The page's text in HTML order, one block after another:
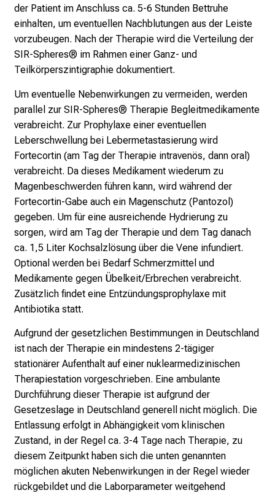
der Patient im Anschluss ca. 5-6 Stunden Bettruhe
einhalten, um eventuellen Nachblutungen aus der Leiste
vorzubeugen. Nach der Therapie wird die Verteilung der
SIR-Spheres® im Rahmen einer Ganz- und
Teilkörperszintigraphie dokumentiert.
Um eventuelle Nebenwirkungen zu vermeiden, werden
parallel zur SIR-Spheres® Therapie Begleitmedikamente
verabreicht. Zur Prophylaxe einer eventuellen
Leberschwellung bei Lebermetastasierung wird
Fortecortin (am Tag der Therapie intravenös, dann oral)
verabreicht. Da dieses Medikament wiederum zu
Magenbeschwerden führen kann, wird während der
Fortecortin-Gabe auch ein Magenschutz (Pantozol)
gegeben. Um für eine ausreichende Hydrierung zu
sorgen, wird am Tag der Therapie und dem Tag danach
ca. 1,5 Liter Kochsalzlösung über die Vene infundiert.
Optional werden bei Bedarf Schmerzmittel und
Medikamente gegen Übelkeit/Erbrechen verabreicht.
Zusätzlich findet eine Entzündungsprophylaxe mit
Antibiotika statt.
Aufgrund der gesetzlichen Bestimmungen in Deutschland
ist nach der Therapie ein mindestens 2-tägiger
stationärer Aufenthalt auf einer nuklearmedizinischen
Therapiestation vorgeschrieben. Eine ambulante
Durchführung dieser Therapie ist aufgrund der
Gesetzeslage in Deutschland generell nicht möglich. Die
Entlassung erfolgt in Abhängigkeit vom klinischen
Zustand, in der Regel ca. 3-4 Tage nach Therapie, zu
diesem Zeitpunkt haben sich die unten genannten
möglichen akuten Nebenwirkungen in der Regel wieder
rückgebildet und die Laborparameter weitgehend